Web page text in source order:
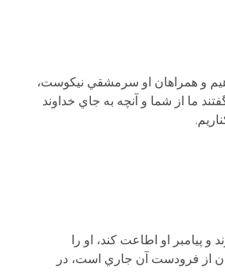
و همراهان او سرمشقي نيكوست،
ما از شما و آنچه به جاي خداوند
و پيامبر او اطاعت كند، او را
از فرودست آن جاري است، در